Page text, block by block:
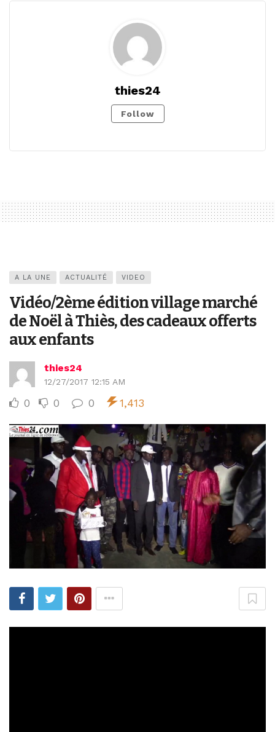
thies24
Follow
A LA UNE ACTUALITÉ VIDEO
Vidéo/2ème édition village marché
de Noël à Thiès, des cadeaux offerts
aux enfants
thies24
12/27/2017 12:15 AM
0 0 0 1,413